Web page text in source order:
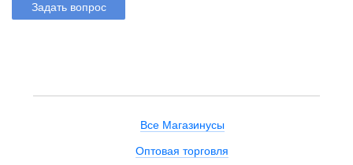
Задать вопрос
Все Магазинусы
Оптовая торговля